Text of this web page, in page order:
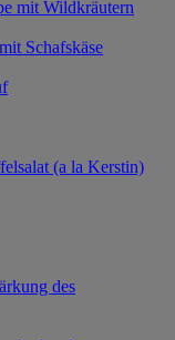
mit Wildkräutern
Schafskäse
(a la Kerstin)
des